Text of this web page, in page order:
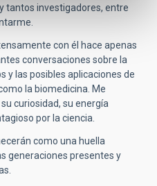
tantos investigadores, entre
con él hace apenas
conversaciones sobre la
y las posibles aplicaciones de
la biomedicina. Me
curiosidad, su energía
por la ciencia.
como una huella
generaciones presentes y